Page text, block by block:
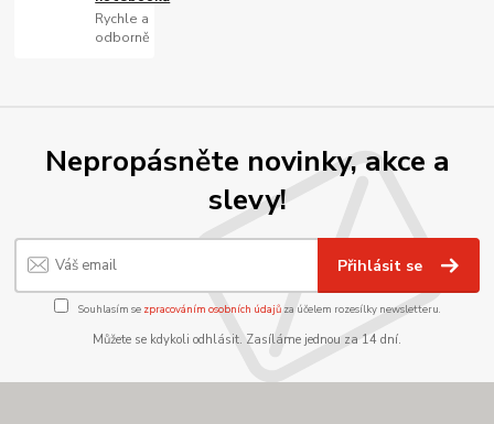
Rychle a
odborně
Nepropásněte novinky, akce a
slevy!
Přihlásit se
Souhlasím se zpracováním osobních údajůza účelem rozesílky newsletteru.
Můžete se kdykoli odhlásit. Zasíláme jednou za 14 dní.